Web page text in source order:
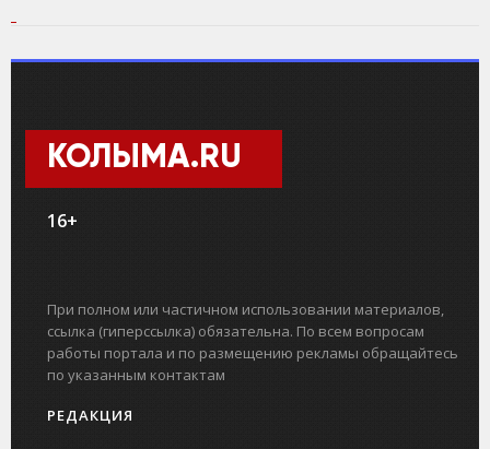
КОЛЫМА.RU
16+
При полном или частичном использовании материалов,
ссылка (гиперссылка) обязательна. По всем вопросам
работы портала и по размещению рекламы обращайтесь
по указанным контактам
РЕДАКЦИЯ